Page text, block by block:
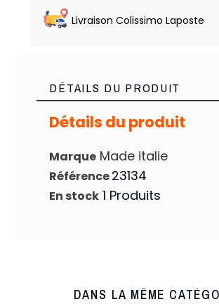
Livraison Colissimo Laposte
DÉTAILS DU PRODUIT
Détails du produit
Marque Made italie
Référence23134
En stock 1 Produits
DANS LA MÊME